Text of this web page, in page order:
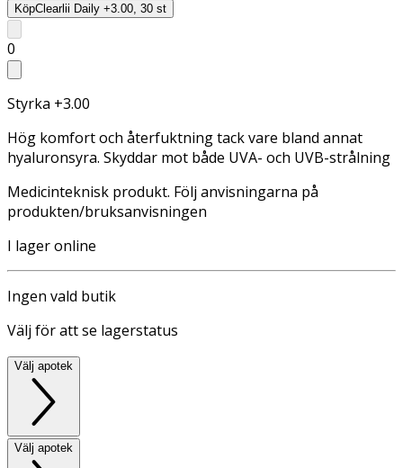
KöpClearlii Daily +3.00, 30 st
0
Styrka +3.00
Hög komfort och återfuktning tack vare bland annat
hyaluronsyra. Skyddar mot både UVA- och UVB-strålning
Medicinteknisk produkt. Följ anvisningarna på
produkten/bruksanvisningen
I lager online
Ingen vald butik
Välj för att se lagerstatus
Välj apotek
Välj apotek